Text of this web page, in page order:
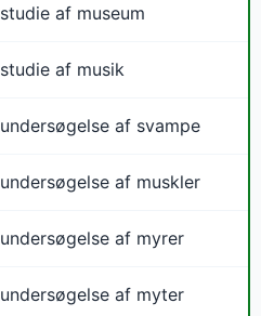
studie af museum
studie af musik
undersøgelse af svampe
undersøgelse af muskler
undersøgelse af myrer
undersøgelse af myter